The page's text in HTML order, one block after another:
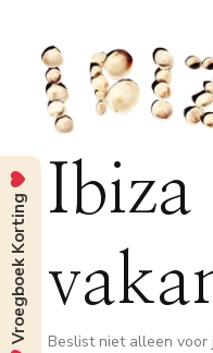
Ibiza
Beslist niet alleen voor
Vroegboek Korting